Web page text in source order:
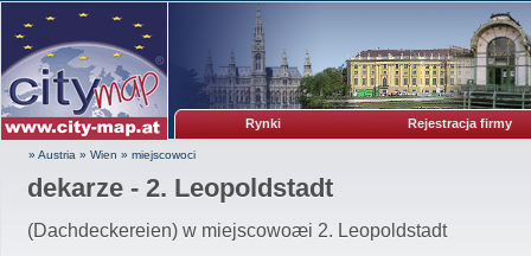
Rynki Rejestracja firmy
» Austria » Wien » miejscowoci
dekarze - 2. Leopoldstadt
(Dachdeckereien) w miejscowoæi 2. Leopoldstadt